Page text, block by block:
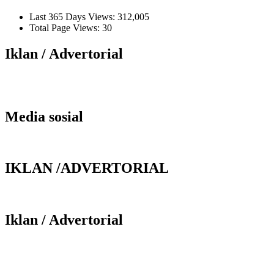
Last 365 Days Views: 312,005
Total Page Views: 30
Iklan / Advertorial
Media sosial
IKLAN /ADVERTORIAL
Iklan / Advertorial